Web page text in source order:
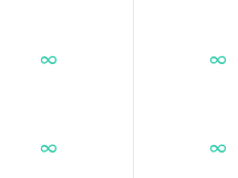
∞
∞
∞
∞